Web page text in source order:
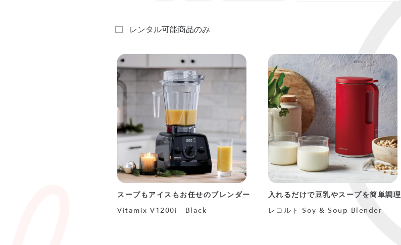
レンタル可能商品のみ
スープもアイスもお任せのブレンダー
Vitamix V1200i Black
入れるだけで豆乳やスープを簡単調理
レコルト Soy & Soup Blender